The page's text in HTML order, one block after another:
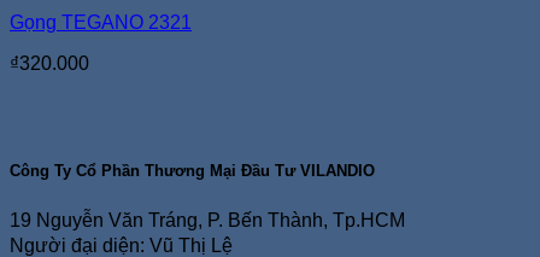
Gọng TEGANO 2321
₫320.000
Công Ty Cổ Phần Thương Mại Đầu Tư VILANDIO
19 Nguyễn Văn Tráng, P. Bến Thành, Tp.HCM
Người đại diện: Vũ Thị Lệ